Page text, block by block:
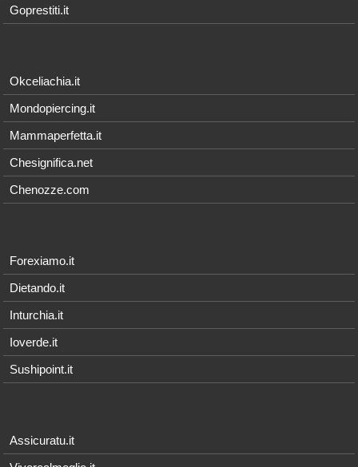
Goprestiti.it
Okceliachia.it
Mondopiercing.it
Mammaperfetta.it
Chesignifica.net
Chenozze.com
Forexiamo.it
Dietando.it
Inturchia.it
Ioverde.it
Sushipoint.it
Assicuratu.it